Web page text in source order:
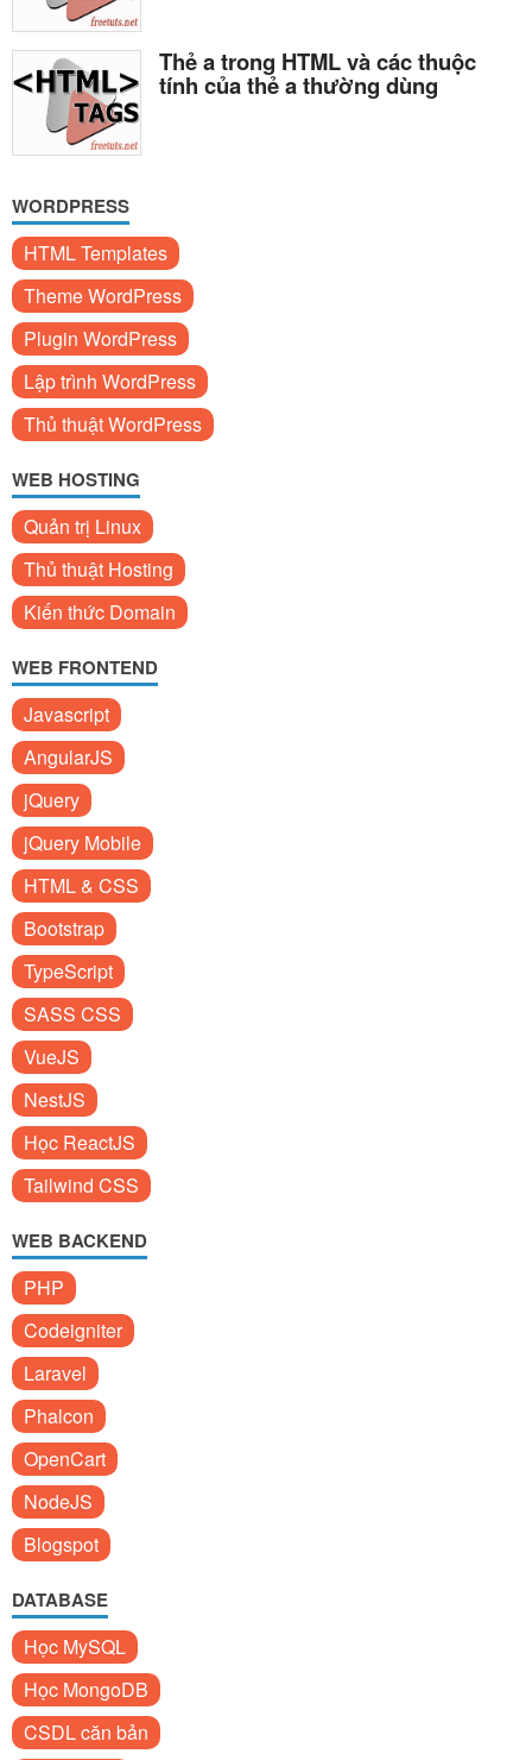
Thẻ a trong HTML và các thuộc
tính của thẻ a thường dùng
WORDPRESS
HTML Templates
Theme WordPress
Plugin WordPress
Lập trình WordPress
Thủ thuật WordPress
WEB HOSTING
Quản trị Linux
Thủ thuật Hosting
Kiến thức Domain
WEB FRONTEND
Javascript
AngularJS
jQuery
jQuery Mobile
HTML & CSS
Bootstrap
TypeScript
SASS CSS
VueJS
NestJS
Học ReactJS
Tailwind CSS
WEB BACKEND
PHP
Codeigniter
Laravel
Phalcon
OpenCart
NodeJS
Blogspot
DATABASE
Học MySQL
Học MongoDB
CSDL căn bản